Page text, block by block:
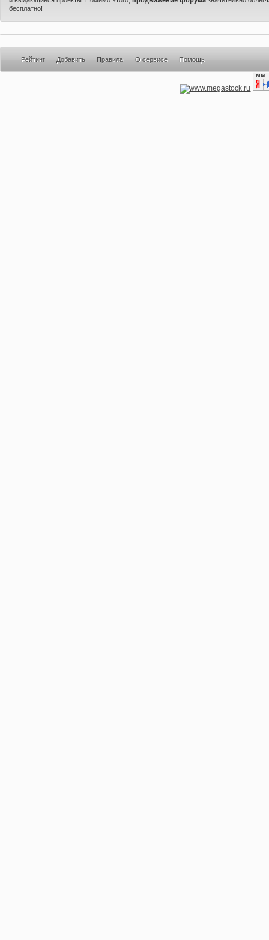
бесплатно!
Рейтинг Добавить Правила О сервисе Помощь